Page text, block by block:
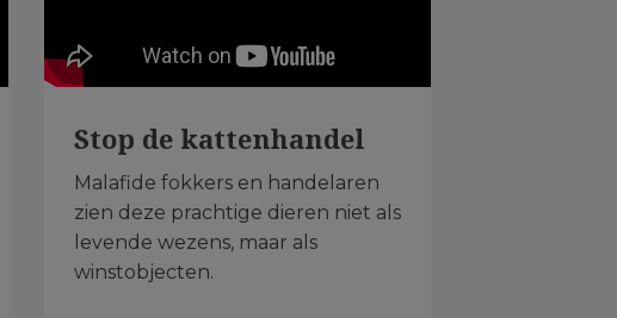
Stop de kattenhandel
Malafide fokkers en handelaren
zien deze prachtige dieren niet als
levende wezens, maar als
winstobjecten.